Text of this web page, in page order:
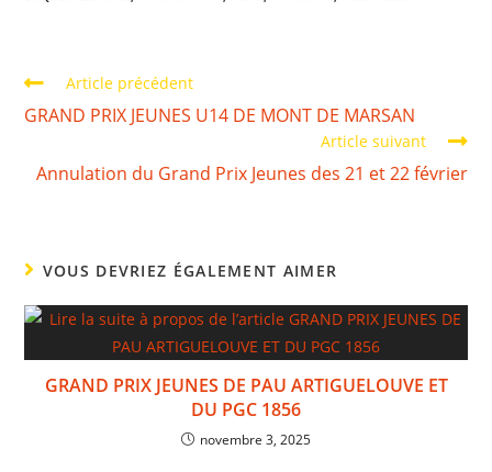
Article précédent
GRAND PRIX JEUNES U14 DE MONT DE MARSAN
Article suivant
Annulation du Grand Prix Jeunes des 21 et 22 février
VOUS DEVRIEZ ÉGALEMENT AIMER
GRAND PRIX JEUNES DE PAU ARTIGUELOUVE ET
DU PGC 1856
novembre 3, 2025